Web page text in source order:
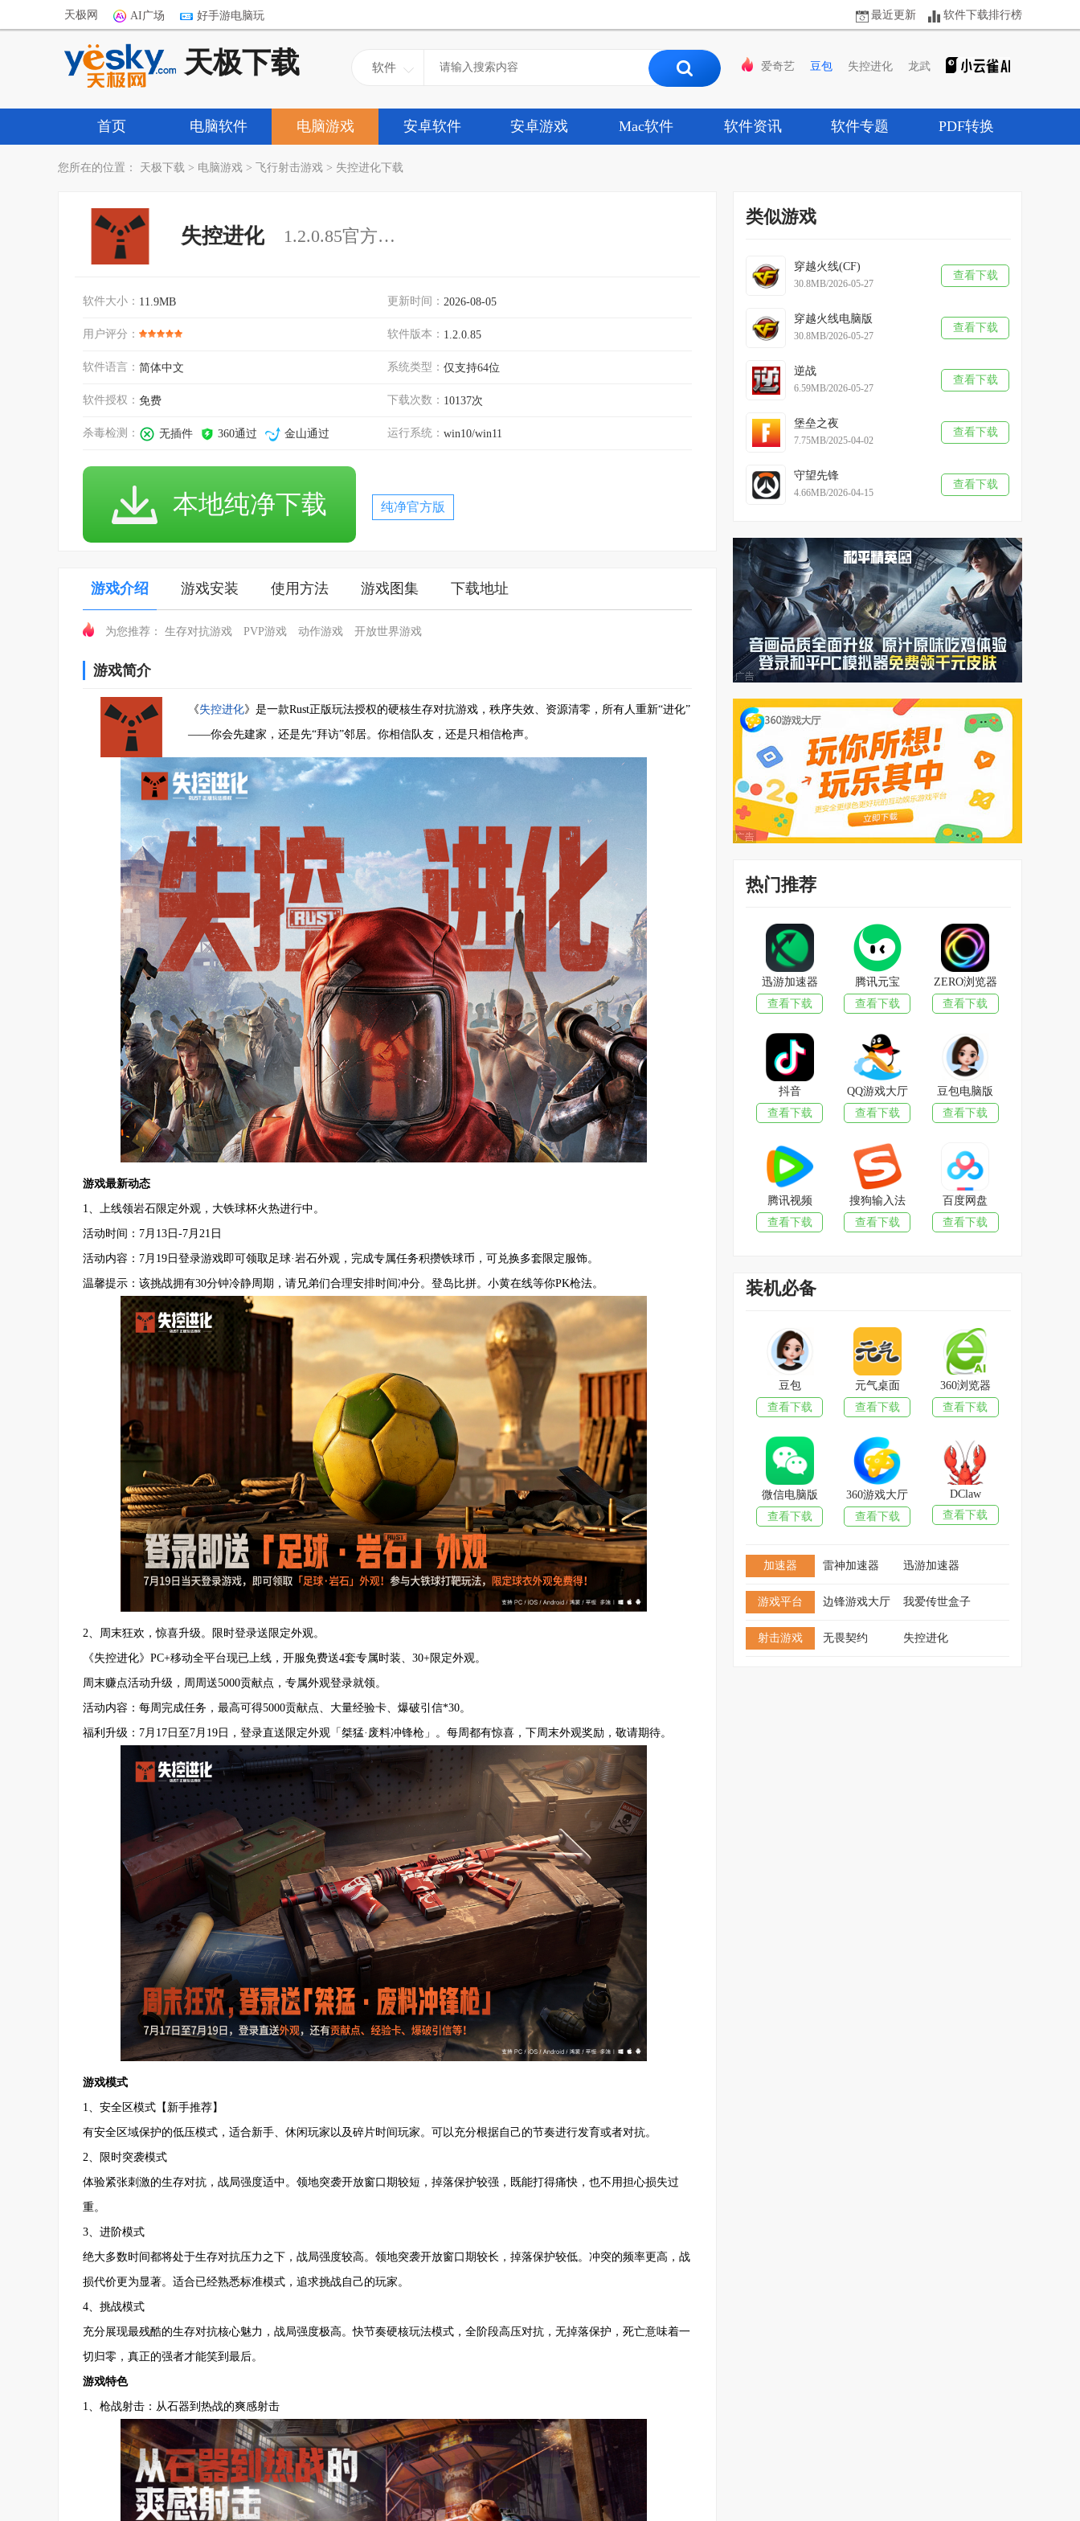
天极网 AI广场 好手游电脑玩 最近更新 软件下载排行榜
天极下载 软件 爱奇艺 豆包 失控进化 龙武
首页 电脑软件 电脑游戏 安卓软件 安卓游戏 Mac软件 软件资讯 软件专题 PDF转换
您所在的位置： 天极下载 > 电脑游戏 > 飞行射击游戏 > 失控进化下载
失控进化 1.2.0.85官方正式版
软件大小： 11.9MB 更新时间： 2026-08-05
用户评分： 软件版本： 1.2.0.85
软件语言： 简体中文 系统类型： 仅支持64位
软件授权： 免费 下载次数： 10137次
杀毒检测： 无插件 360通过 金山通过 运行系统： win10/win11
本地纯净下载 纯净官方版
游戏介绍 游戏安装 使用方法 游戏图集 下载地址
为您推荐： 生存对抗游戏 PVP游戏 动作游戏 开放世界游戏
游戏简介
《失控进化》是一款Rust正版玩法授权的硬核生存对抗游戏，秩序失效、资源清零，所有人重新“进化”
——你会先建家，还是先“拜访”邻居。你相信队友，还是只相信枪声。
游戏最新动态
1、上线领岩石限定外观，大铁球杯火热进行中。
活动时间：7月13日-7月21日
活动内容：7月19日登录游戏即可领取足球·岩石外观，完成专属任务积攒铁球币，可兑换多套限定服饰。
温馨提示：该挑战拥有30分钟冷静周期，请兄弟们合理安排时间冲分。登岛比拼。小黄在线等你PK枪法。
2、周末狂欢，惊喜升级。限时登录送限定外观。
《失控进化》PC+移动全平台现已上线，开服免费送4套专属时装、30+限定外观。
周末赚点活动升级，周周送5000贡献点，专属外观登录就领。
活动内容：每周完成任务，最高可得5000贡献点、大量经验卡、爆破引信*30。
福利升级：7月17日至7月19日，登录直送限定外观「桀猛·废料冲锋枪」。每周都有惊喜，下周末外观奖励，敬请期待。
游戏模式
1、安全区模式【新手推荐】
有安全区域保护的低压模式，适合新手、休闲玩家以及碎片时间玩家。可以充分根据自己的节奏进行发育或者对抗。
2、限时突袭模式
体验紧张刺激的生存对抗，战局强度适中。领地突袭开放窗口期较短，掉落保护较强，既能打得痛快，也不用担心损失过
重。
3、进阶模式
绝大多数时间都将处于生存对抗压力之下，战局强度较高。领地突袭开放窗口期较长，掉落保护较低。冲突的频率更高，战
损代价更为显著。适合已经熟悉标准模式，追求挑战自己的玩家。
4、挑战模式
充分展现最残酷的生存对抗核心魅力，战局强度极高。快节奏硬核玩法模式，全阶段高压对抗，无掉落保护，死亡意味着一
切归零，真正的强者才能笑到最后。
游戏特色
1、枪战射击：从石器到热战的爽感射击
类似游戏
穿越火线(CF)
30.8MB/2026-05-27
查看下载
穿越火线电脑版
30.8MB/2026-05-27
查看下载
逆战
6.59MB/2026-05-27
查看下载
堡垒之夜
7.75MB/2025-04-02
查看下载
守望先锋
4.66MB/2026-04-15
查看下载
热门推荐
迅游加速器
查看下载
腾讯元宝
查看下载
ZERO浏览器
查看下载
抖音
查看下载
QQ游戏大厅
查看下载
豆包电脑版
查看下载
腾讯视频
查看下载
搜狗输入法
查看下载
百度网盘
查看下载
装机必备
豆包
查看下载
元气桌面
查看下载
360浏览器
查看下载
微信电脑版
查看下载
360游戏大厅
查看下载
DClaw
查看下载
加速器 雷神加速器 迅游加速器
游戏平台 边锋游戏大厅 我爱传世盒子
射击游戏 无畏契约 失控进化